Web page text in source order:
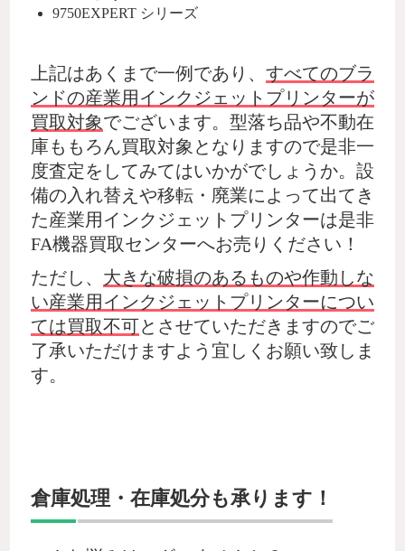
9750EXPERT シリーズ
上記はあくまで一例であり、 すべてのブラ
ンドの産業用インクジェットプリンターが
買取対象でございます。型落ち品や不動在
庫ももろん買取対象となりますので是非一
度査定をしてみてはいかがでしょうか。設
備の入れ替えや移転・廃業によって出てき
た産業用インクジェットプリンターは是非
FA機器買取センターへお売りください！
ただし、 大きな破損のあるものや作動しな
い産業用インクジェットプリンターについ
ては買取不可とさせていただきますのでご
了承いただけますよう宜しくお願い致しま
す。
倉庫処理・在庫処分も承ります！